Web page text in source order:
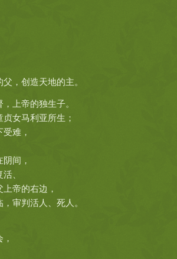
，创造天地的主。
上帝的独生子。
女马利亚所生；
难，
间，
、
帝的右边，
审判活人、死人。